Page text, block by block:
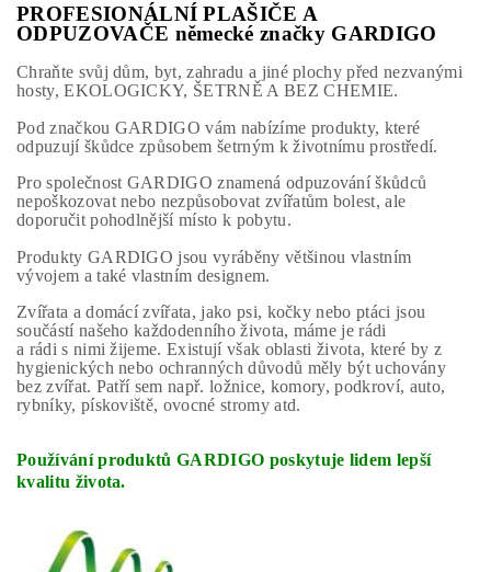
PROFESIONÁLNÍ PLAŠIČE A
ODPUZOVAČE německé značky GARDIGO
Chraňte svůj dům, byt, zahradu a jiné plochy před nezvanými
hosty, EKOLOGICKY, ŠETRNĚ A BEZ CHEMIE.
Pod značkou GARDIGO vám nabízíme produkty, které
odpuzují škůdce způsobem šetrným k životnímu prostředí.
Pro společnost GARDIGO znamená odpuzování škůdců
nepoškozovat nebo nezpůsobovat zvířatům bolest, ale
doporučit pohodlnější místo k pobytu.
Produkty GARDIGO jsou vyráběny většinou vlastním
vývojem a také vlastním designem.
Zvířata a domácí zvířata, jako psi, kočky nebo ptáci jsou
součástí našeho každodenního života, máme je rádi
a rádi s nimi žijeme. Existují však oblasti života, které by z
hygienických nebo ochranných důvodů měly být uchovány
bez zvířat. Patří sem např. ložnice, komory, podkroví, auto,
rybníky, pískoviště, ovocné stromy atd.
Používání produktů GARDIGO poskytuje lidem lepší
kvalitu života.